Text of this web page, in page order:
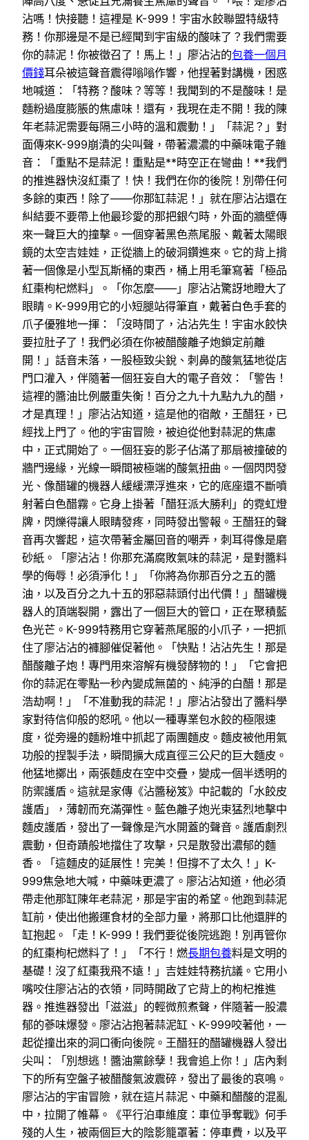
沾嗎！快接聽！這裡是 K-999！宇宙水餃聯盟特級特
務！你那邊是不是已經聞到宇宙級的酸味了？我們需要
你的蒜泥！你被徵召了！馬上！」廖沾沾的包養一個月
價錢耳朵被這聲音震得嗡嗡作響，他捏著對講機，困惑
地喊道：「特務？酸味？等等！我聞到的不是酸味！是
麵粉過度膨脹的焦慮味！還有，我現在走不開！我的陳
年老蒜泥需要每隔三小時的溫和震動！」「蒜泥？」對
面傳來K-999崩潰的尖叫聲，帶著濃濃的中藥味電子雜
音：「重點不是蒜泥！重點是**時空正在彎曲！**我們
的推進器快沒紅棗了！快！我們在你的後院！別帶任何
多餘的東西！除了——你那缸蒜泥！」就在廖沾沾還在
糾結要不要帶上他最珍愛的那把銀勺時，外面的牆壁傳
來一聲巨大的撞擊。一個穿著黑色燕尾服、戴著太陽眼
鏡的太空吉娃娃，正從牆上的破洞鑽進來。它的背上揹
著一個像是小型瓦斯桶的東西，桶上用毛筆寫著「極品
紅棗枸杞燃料」。「你怎麼——」廖沾沾驚訝地瞪大了
眼睛。K-999用它的小短腿站得筆直，戴著白色手套的
爪子優雅地一揮：「沒時間了，沾沾先生！宇宙水餃快
要拉肚子了！我們必須在你被醋酸離子炮鎖定前離
開！」話音未落，一股極致尖銳、刺鼻的酸氣猛地從店
門口灌入，伴隨著一個狂妄自大的電子音效：「警告！
這裡的醬油比例嚴重失衡！百分之九十九點九九的醋，
才是真理！」廖沾沾知道，這是他的宿敵，王醋狂，已
經找上門了。他的宇宙冒險，被迫從他對蒜泥的焦慮
中，正式開始了。一個狂妄的影子佔滿了那扇被撞破的
牆門邊緣，光線一瞬間被極端的酸氣扭曲。一個閃閃發
光、像醋罐的機器人緩緩漂浮進來，它的底座還不斷噴
射著白色醋霧。它身上掛著「醋狂派大勝利」的霓虹燈
牌，閃爍得讓人眼睛發疼，同時發出警報。王醋狂的聲
音再次響起，這次帶著金屬回音的嘲弄，刺耳得像是磨
砂紙。「廖沾沾！你那充滿腐敗氣味的蒜泥，是對醬料
學的侮辱！必須淨化！」「你將為你那百分之五的醬
油，以及百分之九十五的邪惡蒜頭付出代價！」醋罐機
器人的頂端裂開，露出了一個巨大的管口，正在聚積藍
色光芒。K-999特務用它穿著燕尾服的小爪子，一把抓
住了廖沾沾的褲腳催促著他。「快點！沾沾先生！那是
醋酸離子炮！專門用來溶解有機發酵物的！」「它會把
你的蒜泥在零點一秒內變成無菌的、純淨的白醋！那是
浩劫啊！」「不准動我的蒜泥！」廖沾沾發出了醬料學
家對待信仰般的怒吼。他以一種專業包水餃的極限速
度，從旁邊的麵粉堆中抓起了兩團麵皮。麵皮被他用氣
功般的捏製手法，瞬間擴大成直徑三公尺的巨大麵皮。
他猛地擲出，兩張麵皮在空中交疊，變成一個半透明的
防禦護盾。這就是家傳《沾醬秘笈》中記載的「水餃皮
護盾」，薄韌而充滿彈性。藍色離子炮光束猛烈地擊中
麵皮護盾，發出了一聲像是汽水開蓋的聲音。護盾劇烈
震動，但奇蹟般地擋住了攻擊，只是散發出濃郁的麵
香。「這麵皮的延展性！完美！但撐不了太久！」K-
999焦急地大喊，中藥味更濃了。廖沾沾知道，他必須
帶走他那缸陳年老蒜泥，那是宇宙的希望。他跑到蒜泥
缸前，使出他搬運食材的全部力量，將那口比他還胖的
缸抱起。「走！K-999！我們要從後院逃跑！別再管你
的紅棗枸杞燃料了！」「不行！燃長期包養料是文明的
基礎！沒了紅棗我飛不遠！」吉娃娃特務抗議。它用小
嘴咬住廖沾沾的衣領，同時開啟了它背上的枸杞推進
器。推進器發出「滋滋」的輕微煎煮聲，伴隨著一股濃
郁的蔘味爆發。廖沾沾抱著蒜泥缸、K-999咬著他，一
起從撞出來的洞口衝向後院。王醋狂的醋罐機器人發出
尖叫：「別想逃！醬油黨餘孽！我會追上你！」店內剩
下的所有空盤子被醋酸氣波震碎，發出了最後的哀鳴。
廖沾沾的宇宙冒險，就在這片蒜泥、中藥和醋酸的混亂
中，拉開了帷幕。《平行泊車維度：車位爭奪戰》何手
殘的人生，被兩個巨大的陰影籠罩著：停車費，以及平